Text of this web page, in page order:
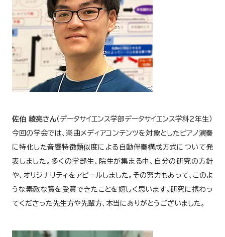
佐伯 綾亮さん（データサイエンス学部データサイエンス学科２年生）
今回の学会では、楽曲メディアコンテンツを対象としたピアノ演奏
に特化した音響特徴類似度による自動伴奏構成方式について発
表しました。多くの学部生、院生が集まる中、自分の研究の方針
や、オリジナリティをアピールしました。その努力もあって、このよ
うな素敵な賞を受賞できたことを嬉しく思います。研究に携わっ
てくださった先生方や先輩方、本当にありがとうございました。